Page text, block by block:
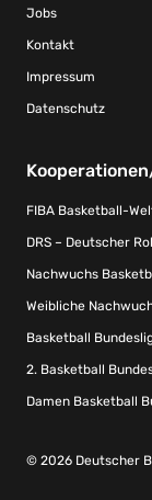
Jobs
Kontakt
Impressum
Datenschutz
FIBA Basketball-
DRS – Deutscher
Nachwuchs
Weibliche
Basketball
2. Basketball
Damen Basketball
© 2026 Deutscher